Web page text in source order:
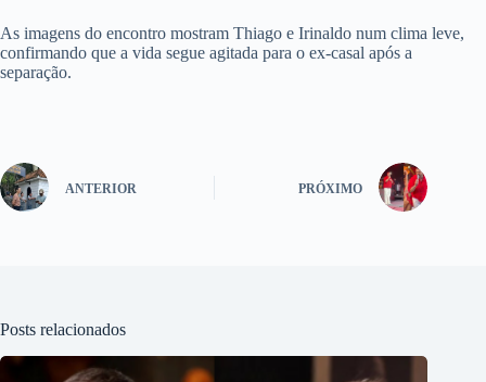
As imagens do encontro mostram Thiago e Irinaldo num clima leve,
confirmando que a vida segue agitada para o ex-casal após a
separação.
ANTERIOR PRÓXIMO
Posts relacionados